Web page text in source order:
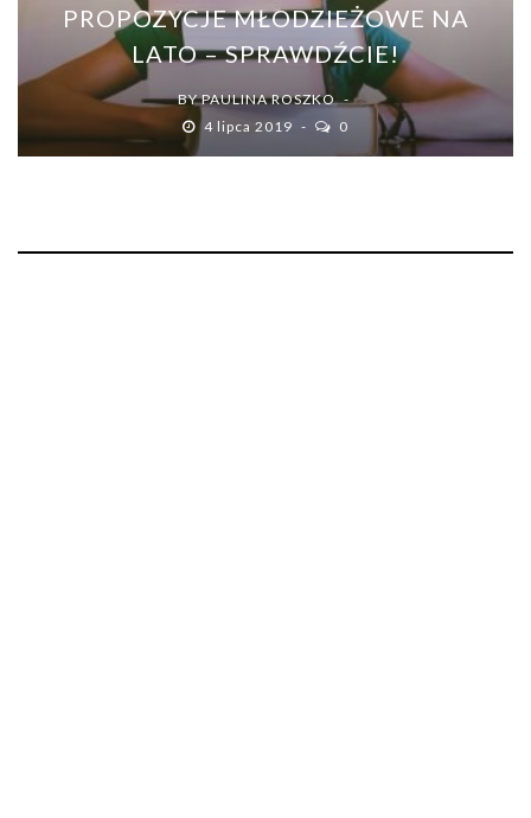
PROPOZYCJE MŁODZIEŻOWE NA
LATO – SPRAWDŹCIE!
BYPAULINA ROSZKO
4 lipca 2019
0